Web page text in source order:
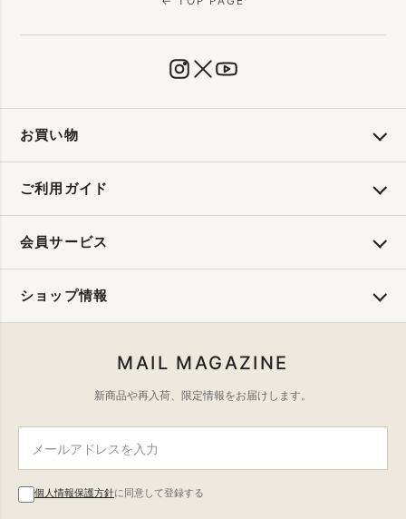
お買い物
ご利用ガイド
会員サービス
ショップ情報
MAIL MAGAZINE
新商品や再入荷、限定情報をお届けします。
個人情報保護方針に同意して登録する